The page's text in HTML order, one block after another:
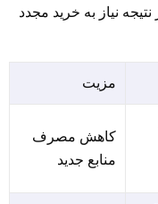
نیاز به خرید مجدد
مزیت
کاهش مصرف
منابع جدید